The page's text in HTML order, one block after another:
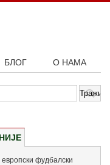
БЛОГ О НАМА
фудбалски